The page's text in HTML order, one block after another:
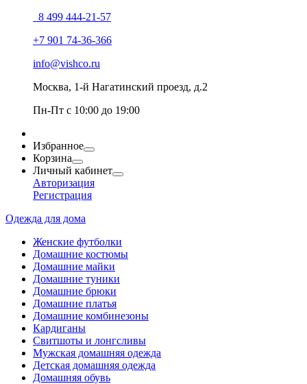
8 499 444-21-57
+7 901 74-36-366
info@vishco.ru
Москва, 1-й Нагатинский проезд, д.2
Пн-Пт с 10:00 до 19:00
Избранное
Корзина
Личный кабинет
Авторизация
Регистрация
Одежда для дома
Женские футболки
Домашние костюмы
Домашние майки
Домашние туники
Домашние брюки
Домашние платья
Домашние комбинезоны
Кардиганы
Свитшоты и лонгсливы
Мужская домашняя одежда
Детская домашняя одежда
Домашняя обувь